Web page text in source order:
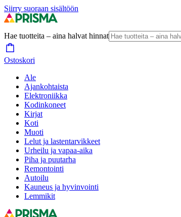
Siirry suoraan sisältöön
Hae tuotteita – aina halvat hinnat
Ostoskori
Ale
Ajankohtaista
Elektroniikka
Kodinkoneet
Kirjat
Koti
Muoti
Lelut ja lastentarvikkeet
Urheilu ja vapaa-aika
Piha ja puutarha
Remontointi
Autoilu
Kauneus ja hyvinvointi
Lemmikit